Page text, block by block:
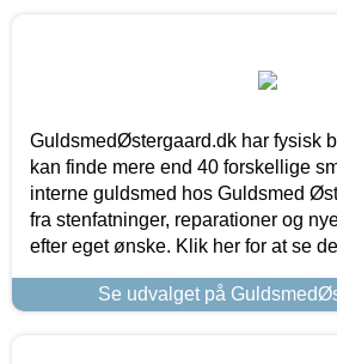
GuldsmedØstergaard.dk har fysisk
kan finde mere end 40 forskellige
interne guldsmed hos Guldsmed
fra stenfatninger, reparationer og
efter eget ønske. Klik her for at se
Se udvalget på